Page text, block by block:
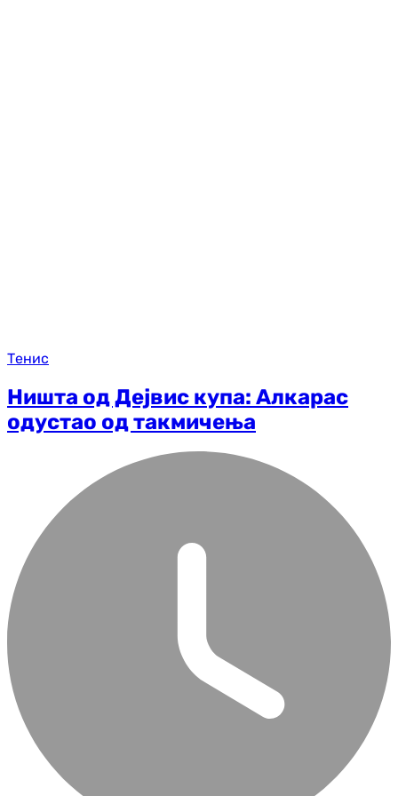
Тенис
Ништа од Дејвис купа: Алкарас
одустао од такмичења